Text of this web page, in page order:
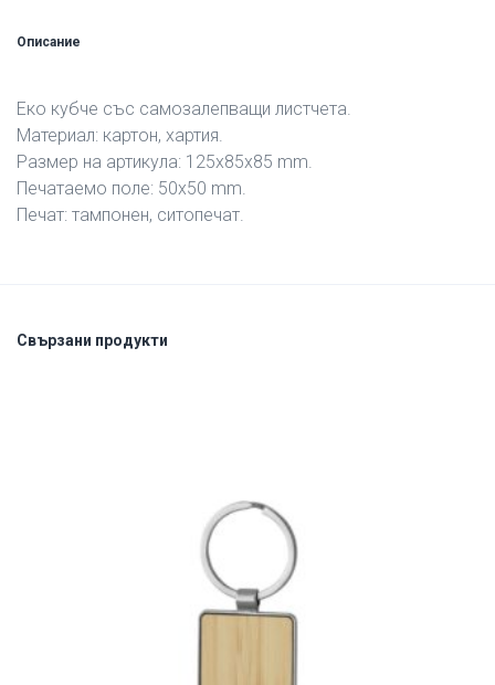
Описание
Еко кубче със самозалепващи листчета.
Материал: картон, хартия.
Размер на артикула: 125х85х85 mm.
Печатаемо поле: 50х50 mm.
Печат: тампонен, ситопечат.
Свързани продукти